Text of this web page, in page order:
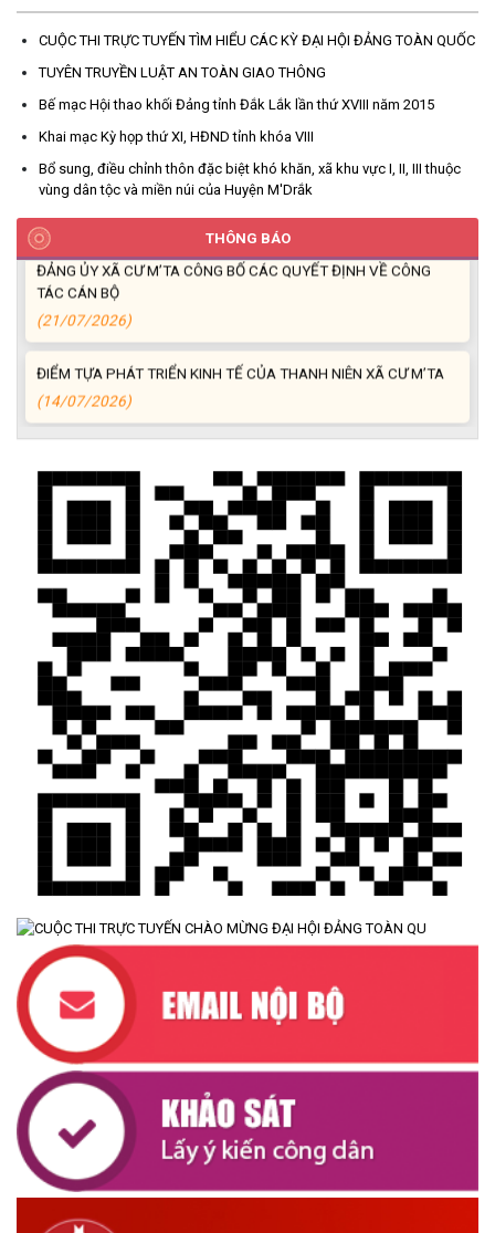
CUỘC THI TRỰC TUYẾN TÌM HIỂU CÁC KỲ ĐẠI HỘI ĐẢNG TOÀN QUỐC
TUYÊN TRUYỀN LUẬT AN TOÀN GIAO THÔNG
Bế mạc Hội thao khối Đảng tỉnh Đắk Lắk lần thứ XVIII năm 2015
Khai mạc Kỳ họp thứ XI, HĐND tỉnh khóa VIII
Bổ sung, điều chỉnh thôn đặc biệt khó khăn, xã khu vực I, II, III thuộc
vùng dân tộc và miền núi của Huyện M'Drắk
THÔNG BÁO
CÔNG KHAI DANH MỤC THỦ TỤC HÀNH CHÍNH THỰC HIỆN
TOÀN TRÌNH THUỘC THẨM QUYỀN GIẢI QUYẾT CỦA UBND XÃ
CƯ M’TA
(30/07/2026)
VÀ ĐIỀU HÀNH HOẠT ĐỘNG NHÓM NĂM 2026
(21/07/2026)
ĐẢNG ỦY XÃ CƯ M’TA CÔNG BỐ CÁC QUYẾT ĐỊNH VỀ CÔNG
TÁC CÁN BỘ
(21/07/2026)
(14/07/2026)
TÍN DỤNG CHÍNH SÁCH XÃ HỘI TIẾP TỤC PHÁT HUY HIỆU QUẢ,
TẠI XÃ CƯ M’TA
UBND XÃ CƯ M’TA SƠ KẾT THỰC HIỆN NHIỆM VỤ PHÁT TRIỂN
KINH TẾ - XÃ HỘI 6 THÁNG ĐẦU NĂM 2026
(08/07/2026)
CƯ M’TA CHỦ ĐỘNG PHÒNG, CHỐNG NGẬP ÚNG, BẢO VỆ
CÔNG TRÌNH THỦY LỢI TRONG MÙA MƯA BÃO
(07/07/2026)
ĐẢNG ỦY XÃ CƯ M’TA TỔ CHỨC HỘI NGHỊ BAN CHẤP HÀNH
LẦN THỨ SÁU (MỞ RỘNG)
(07/07/2026)
NÂNG CAO HIỆU QUẢ QUẢN LÝ TÍN DỤNG CHÍNH SÁCH XÃ HỘI
TRÊN ĐỊA BÀN XÃ CƯ M'TA
(07/07/2026)
UBND XÃ CƯ M’TA CÔNG KHAI DANH MỤC THỦ TỤC HÀNH
CHÍNH THỰC HIỆN MỘT PHẦN
(30/07/2026)
CÔNG KHAI DANH MỤC THỦ TỤC HÀNH CHÍNH THỰC HIỆN
TOÀN TRÌNH THUỘC THẨM QUYỀN GIẢI QUYẾT CỦA UBND XÃ
CƯ M’TA
(30/07/2026)